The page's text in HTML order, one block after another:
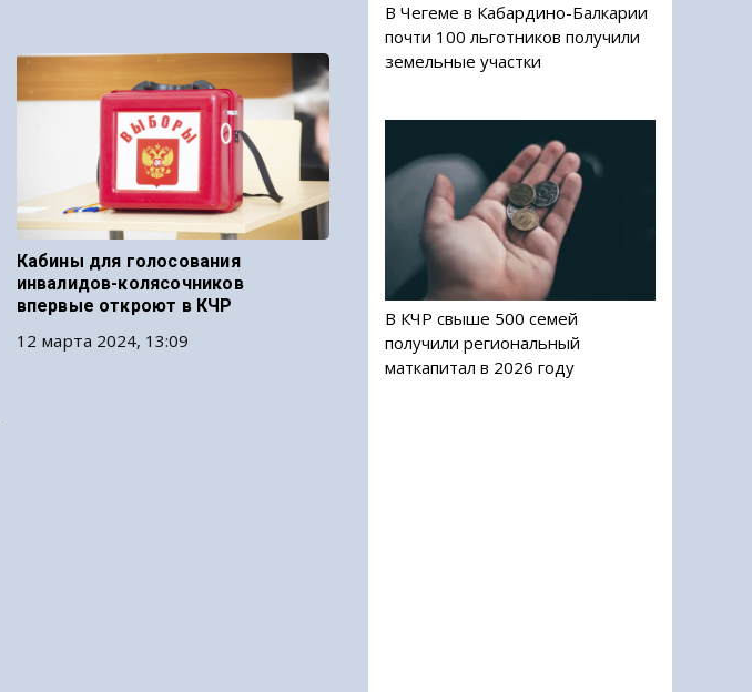
Кабины для голосования
инвалидов-колясочников
впервые откроют в КЧР
12 марта 2024, 13:09
В Чегеме в Кабардино-Балкарии
почти 100 льготников получили
земельные участки
В КЧР свыше 500 семей
получили региональный
маткапитал в 2026 году